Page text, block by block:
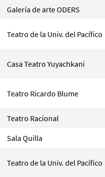
Galería de arte ODERS
Teatro de la Univ. del Pacífico
Casa Teatro Yuyachkani
Teatro Ricardo Blume
Teatro Racional
Sala Quilla
Teatro de la Univ. del Pacífico